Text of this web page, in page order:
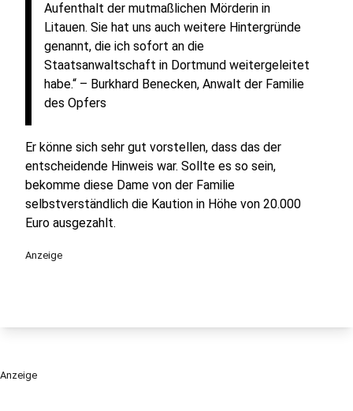
Aufenthalt der mutmaßlichen Mörderin in
Litauen. Sie hat uns auch weitere Hintergründe
genannt, die ich sofort an die
Staatsanwaltschaft in Dortmund weitergeleitet
habe.“ – Burkhard Benecken, Anwalt der Familie
des Opfers
Er könne sich sehr gut vorstellen, dass das der
entscheidende Hinweis war. Sollte es so sein,
bekomme diese Dame von der Familie
selbstverständlich die Kaution in Höhe von 20.000
Euro ausgezahlt.
Anzeige
Anzeige